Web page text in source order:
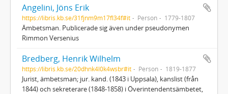
Angelini, Jöns Erik
https://libris.kb.se/31fjnm9m17fl34f#it Person 1779-1807
Ämbetsman. Publicerade sig även under pseudonymen
Rimmon Versenius
Bredberg, Henrik Wilhelm
https://libris.kb.se/20dhnk4l0k4wsbr#it Person 1819-1877
Jurist, ämbetsman; jur. kand. (1843 i Uppsala), kanslist (från
1844) och sekreterare (1848-1858) i Överintendentsämbetet,